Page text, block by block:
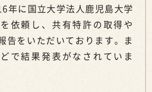
年に国立大学法人鹿児島大学
依頼し、共有特許の取得や
告をいただいております。ま
で結果発表がなされていま